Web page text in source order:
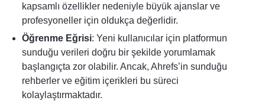
kapsamlı özellikler nedeniyle büyük ajanslar ve
profesyoneller için oldukça değerlidir.
Öğrenme Eğrisi: Yeni kullanıcılar için platformun
sunduğu verileri doğru bir şekilde yorumlamak
başlangıçta zor olabilir. Ancak, Ahrefs’in sunduğu
rehberler ve eğitim içerikleri bu süreci
kolaylaştırmaktadır.